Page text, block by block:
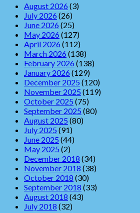
August 2026 (3)
July 2026 (26)
June 2026 (25)
May 2026 (127)
April 2026 (112)
March 2026 (138)
February 2026 (138)
January 2026 (129)
December 2025 (120)
November 2025 (119)
October 2025 (75)
September 2025 (80)
August 2025 (80)
July 2025 (91)
June 2025 (44)
May 2025 (2)
December 2018 (34)
November 2018 (38)
October 2018 (30)
September 2018 (33)
August 2018 (43)
July 2018 (32)